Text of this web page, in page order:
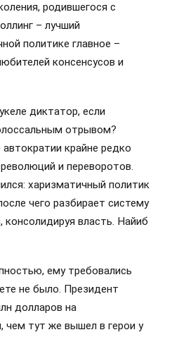
родившегося с
– лучший
политике главное –
консенсусов и
диктатор, если
отрывом?
крайне редко
и переворотов.
харизматичный политик
чего разбирает систему
власть. Найиб
ему требовались
не было. Президент
долларов на
чем тут же вышел в герои у